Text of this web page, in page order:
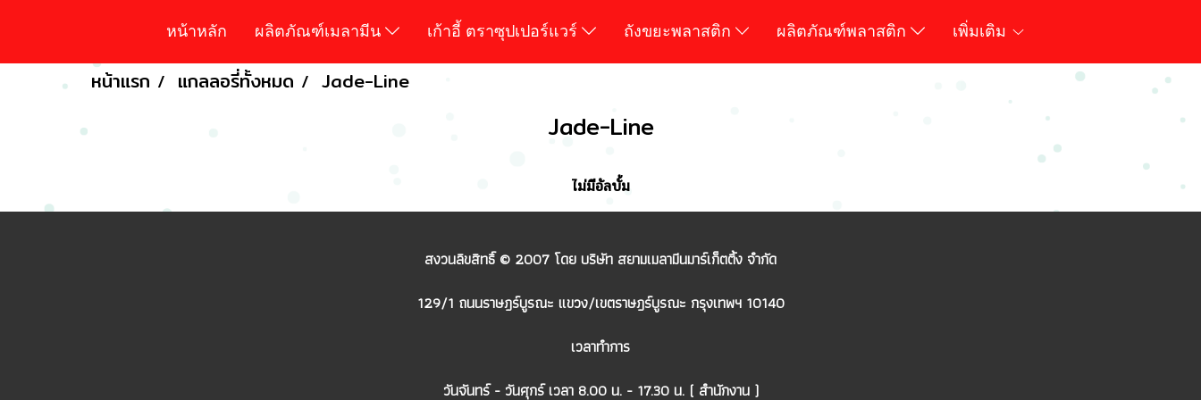
หน้าหลัก ผลิตภัณฑ์เมลามีน เก้าอี้ ตราซุปเปอร์แวร์ ถังขยะพลาสติก ผลิตภัณฑ์พลาสติก เพิ่มเติม
หน้าแรก แกลลอรี่ทั้งหมด Jade-Line
Jade-Line
ไม่มีอัลบั้ม
สงวนลิขสิทธิ์ © 2007 โดย บริษัท สยามเมลามีนมาร์เก็ตติ้ง จำกัด
129/1 ถนนราษฎร์บูรณะ แขวง/เขตราษฎร์บูรณะ กรุงเทพฯ 10140
เวลาทำการ
วันจันทร์ - วันศุกร์ เวลา 8.00 น. - 17.30 น. ( สำนักงาน )